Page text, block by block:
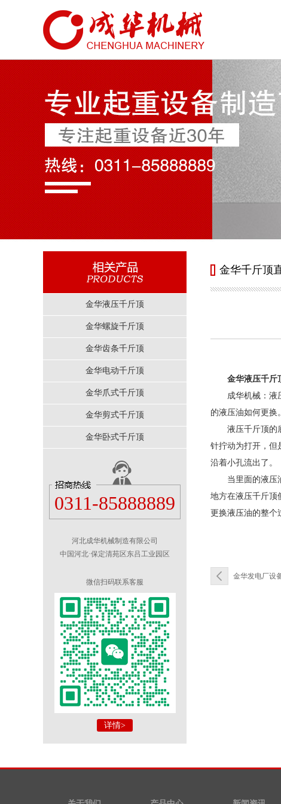
金华液压千斤顶
金华螺旋千斤顶
金华齿条千斤顶
金华电动千斤顶
金华爪式千斤顶
金华剪式千斤顶
金华卧式千斤顶
0311-85888889
河北成华机械制造有限公司
中国河北·保定清苑区东吕工业园区
微信扫码联系客服
详情>
金华千斤顶
金华液压千斤
成华机械：液
的液压油如何更换。
液压千斤顶的
针拧动为打开，但
沿着小孔流出了。
当里面的液压
地方在液压千斤顶
更换液压油的整个
金华发电厂设